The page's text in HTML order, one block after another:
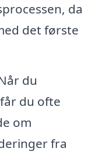
da
det første
du
du ofte
om
fra